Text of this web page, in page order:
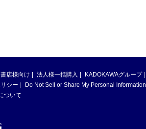
書店様向け 法人様一括購入
KADOKAWAグループ
シー
Do Not Sell or Share My Personal Information
ついて